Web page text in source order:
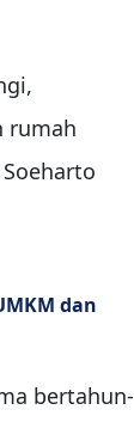
rumah
dan
bertahun-